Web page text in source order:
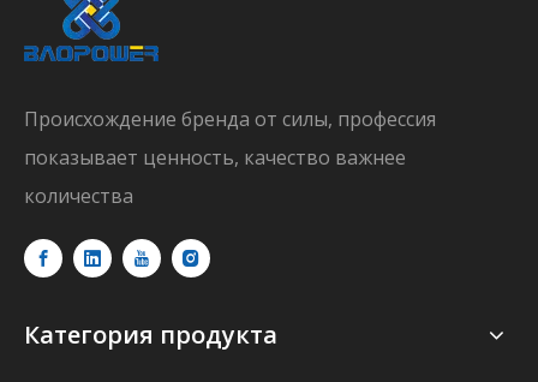
Происхождение бренда от силы, профессия
показывает ценность, качество важнее
количества
Категория продукта